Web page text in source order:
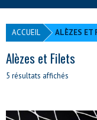
ACCUEIL ALÈZES ET
Alèzes et Filets
5 résultats affichés